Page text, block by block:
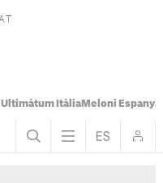
Ultimàtum ItàliaMeloni Espanya